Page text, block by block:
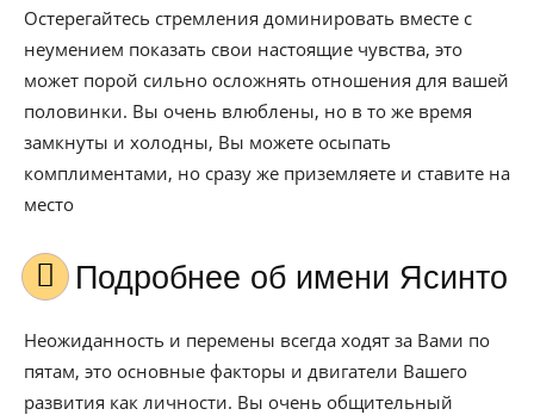
Остерегайтесь стремления доминировать вместе с
неумением показать свои настоящие чувства, это
может порой сильно осложнять отношения для вашей
половинки. Вы очень влюблены, но в то же время
замкнуты и холодны, Вы можете осыпать
комплиментами, но сразу же приземляете и ставите на
место
Подробнее об имени Ясинто
Неожиданность и перемены всегда ходят за Вами по
пятам, это основные факторы и двигатели Вашего
развития как личности. Вы очень общительный